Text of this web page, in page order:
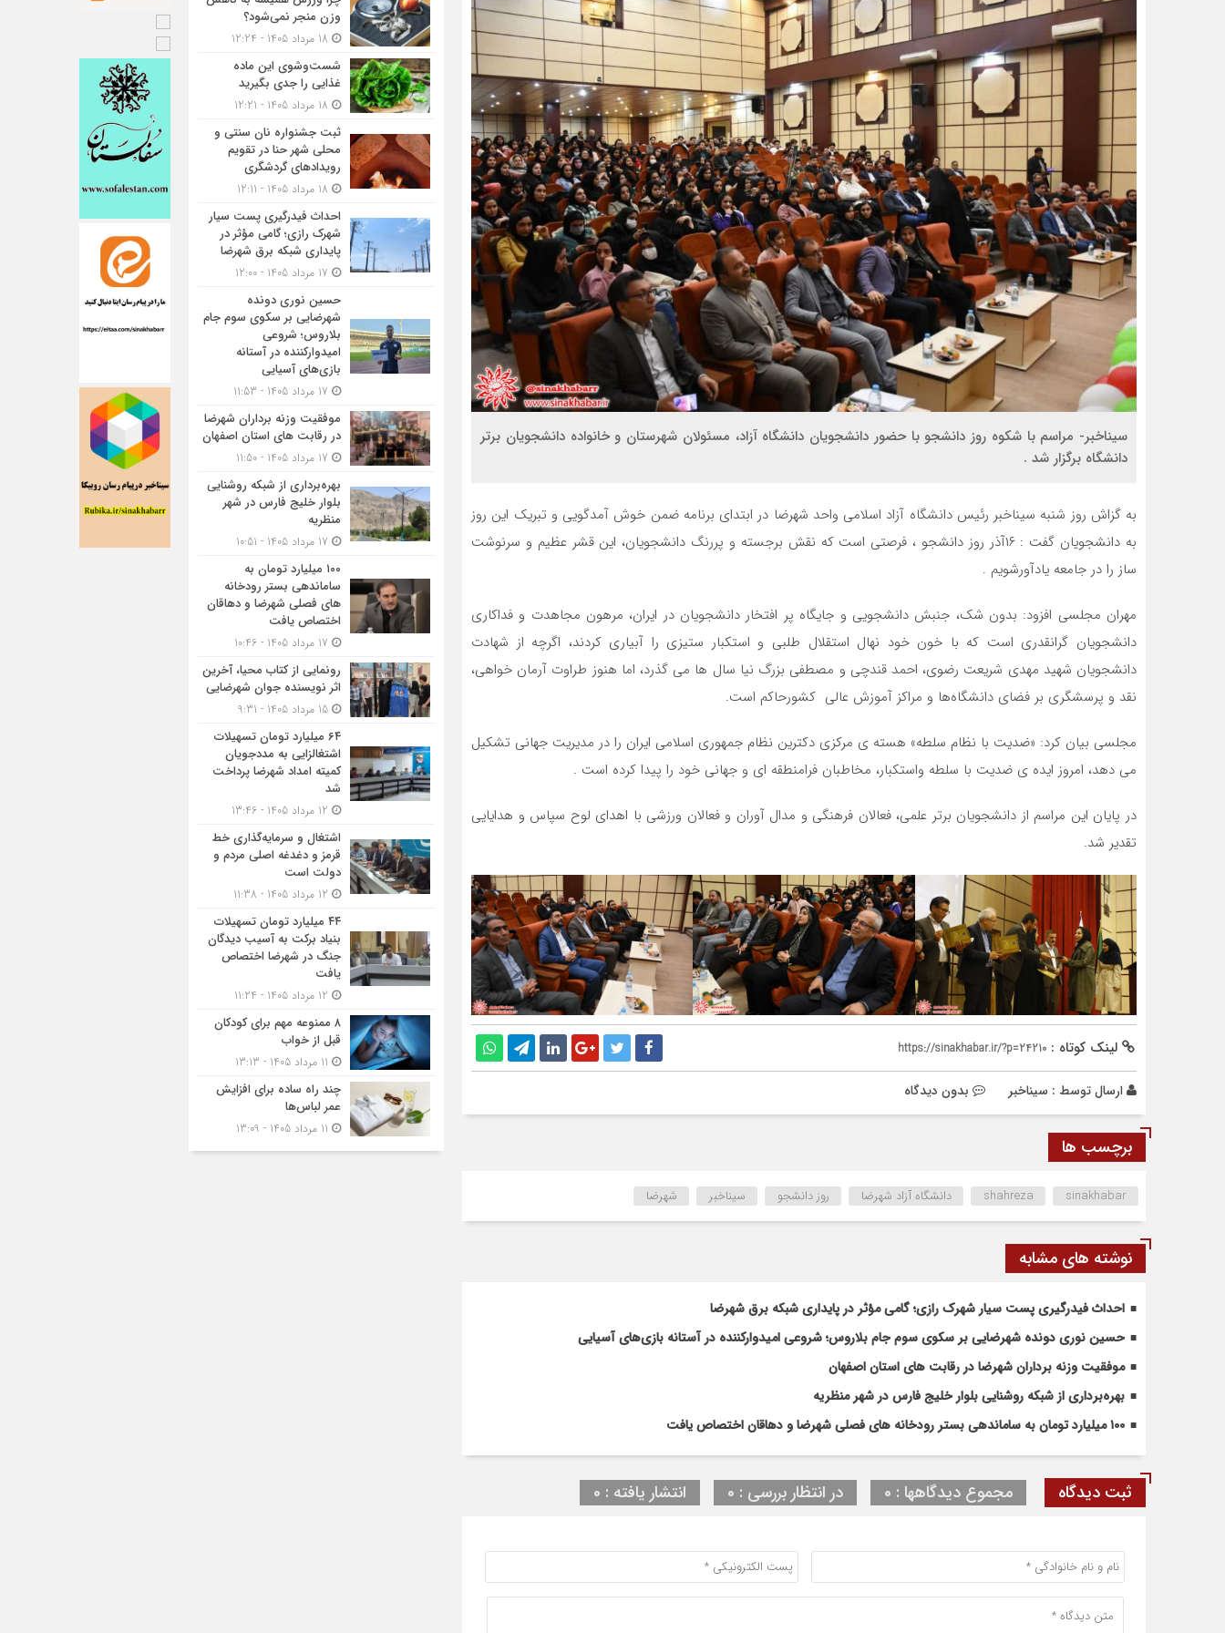
سیناخبر- مراسم با شکوه روز دانشجو با حضور دانشجویان دانشگاه آزاد، مسئولان شهرستان و خانواده دانشجویان برتر
دانشگاه برگزار شد .
به گزاش روز شنبه سیناخبر رئیس دانشگاه آزاد اسلامی واحد شهرضا در ابتدای برنامه ضمن خوش آمدگویی و تبریک این روز
به دانشجویان گفت : ۱۶آذر روز دانشجو ، فرصتی است که نقش برجسته و پررنگ دانشجویان، این قشر عظیم و سرنوشت
ساز را در جامعه یادآورشویم .
مهران مجلسی افزود: بدون شک، جنبش دانشجویی و جایگاه پر افتخار دانشجویان در ایران، مرهون مجاهدت و فداکاری
دانشجویان گرانقدری است که با خون خود نهال استقلال طلبی و استکبار ستیزی را آبیاری کردند، اگرچه از شهادت
دانشجویان شهید مهدی شریعت رضوی، احمد قندچی و مصطفی بزرگ نیا سال ها می گذرد، اما هنوز طراوت آرمان خواهی،
نقد و پرسشگری بر فضای دانشگاه‌ها و مراکز آموزش عالی کشورحاکم است.
مجلسی بیان کرد: «ضدیت با نظام سلطه» هسته ی مرکزی دکترین نظام جمهوری اسلامی ایران را در مدیریت جهانی تشکیل
می دهد، امروز ایده ی ضدیت با سلطه واستکبار، مخاطبان فرامنطقه ای و جهانی خود را پیدا کرده است .
در پایان این مراسم از دانشجویان برتر علمی، فعالان فرهنگی و مدال آوران و فعالان ورزشی با اهدای لوح سپاس و هدایایی
تقدیر شد.
لینک کوتاه : https://sinakhabar.ir/?p=24210
ارسال توسط : سیناخبر بدون دیدگاه
برچسب ها
shahreza sinakhabar دانشگاه آزاد شهرضا روز دانشجو سیناخبر شهرضا
نوشته های مشابه
احداث فیدرگیری پست سیار شهرک رازی؛ گامی مؤثر در پایداری شبکه برق شهرضا
حسین نوری دونده شهرضایی بر سکوی سوم جام بلاروس؛ شروعی امیدوارکننده در آستانه بازی‌های آسیایی
موفقیت وزنه برداران شهرضا در رقابت های استان اصفهان
بهره‌برداری از شبکه روشنایی بلوار خلیج فارس در شهر منظریه
۱۰۰ میلیارد تومان به ساماندهی بستر رودخانه های فصلی شهرضا و دهاقان اختصاص یافت
ثبت دیدگاه مجموع دیدگاهها : 0 در انتظار بررسی : 0 انتشار یافته : 0
وزن منجر نمی‌شود؟
شست‌وشوی این ماده
غذایی را جدی بگیرید
ثبت جشنواره نان سنتی و
محلی شهر حنا در تقویم
رویداد‌های گردشگری
احداث فیدرگیری پست سیار
شهرک رازی؛ گامی مؤثر در
پایداری شبکه برق شهرضا
حسین نوری دونده
شهرضایی بر سکوی سوم جام
بلاروس؛ شروعی
امیدوارکننده در آستانه
بازی‌های آسیایی
موفقیت وزنه برداران شهرضا
در رقابت های استان اصفهان
بهره‌برداری از شبکه روشنایی
بلوار خلیج فارس در شهر
منظریه
۱۰۰ میلیارد تومان به
ساماندهی بستر رودخانه
های فصلی شهرضا و دهاقان
اختصاص یافت
رونمایی از کتاب محیا، آخرین
اثر نویسنده جوان شهرضایی
۶۴ میلیارد تومان تسهیلات
اشتغالزایی به مددجویان
کمیته امداد شهرضا پرداخت
شد
اشتغال و سرمایه‌گذاری خط
قرمز و دغدغه اصلی مردم و
دولت است
۴۴ میلیارد تومان تسهیلات
بنیاد برکت به آسیب دیدگان
جنگ در شهرضا اختصاص
یافت
۸ ممنوعه مهم برای کودکان
قبل از خواب
چند راه ساده برای افزایش
عمر لباس‌ها